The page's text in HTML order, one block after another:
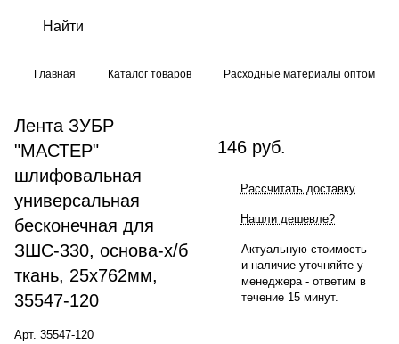
Главная Каталог товаров Расходные материалы оптом
Лента ЗУБР
"МАСТЕР"
шлифовальная
универсальная
бесконечная для
ЗШС-330, основа-х/б
ткань, 25х762мм,
35547-120
Арт. 35547-120
146 руб.
Рассчитать доставку
Нашли дешевле?
Актуальную стоимость
и наличие уточняйте у
менеджера - ответим в
течение 15 минут.